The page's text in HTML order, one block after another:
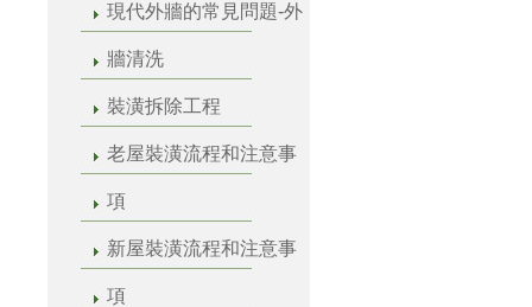
現代外牆的常見問題-外
牆清洗
裝潢拆除工程
老屋裝潢流程和注意事
項
新屋裝潢流程和注意事
項